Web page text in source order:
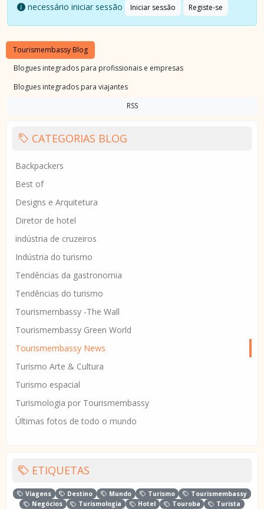
necessário iniciar sessão Iniciar sessão Registe-se
Tourismembassy Blog
Blogues integrados para profissionais e empresas
Blogues integrados para viajantes
RSS
CATEGORIAS BLOG
Backpackers
Best of
Designs e Arquitetura
Diretor de hotel
indústria de cruzeiros
Indústria do turismo
Tendências da gastronomia
Tendências do turismo
Tourismembassy -The Wall
Tourismembassy Green World
Tourismembassy News
Turismo Arte & Cultura
Turismo espacial
Turismologia por Tourismembassy
Últimas fotos de todo o mundo
ETIQUETAS
Viagens Destino Mundo Turismo
Tourismembassy
Negócios
Turismologia Hotel Touroba
Turista